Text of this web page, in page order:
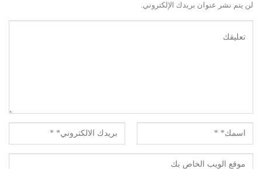
لن يتم نشر عنوان بريدك الإلكتروني.